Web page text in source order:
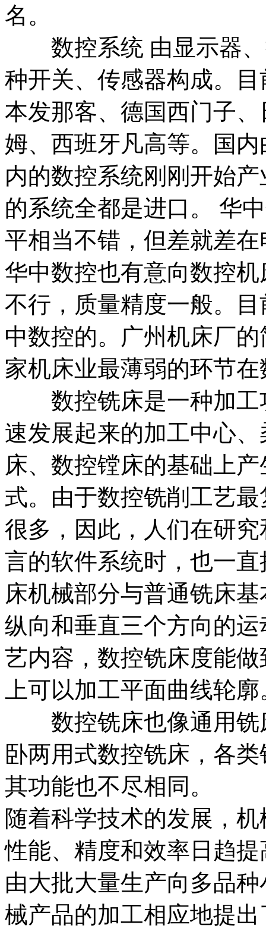
名。
数控系统 由显示器、
种开关、传感器构成。
本发那客、德国西门子
姆、西班牙凡高等。国
内的数控系统刚刚开始
的系统全都是进口。 华
平相当不错，但差就差
华中数控也有意向数控
不行，质量精度一般。
中数控的。广州机床厂
家机床业最薄弱的环节
数控铣床是一种加工
速发展起来的加工中心
床、数控镗床的基础上
式。由于数控铣削工艺
很多，因此，人们在研
言的软件系统时，也一
床机械部分与普通铣床
纵向和垂直三个方向的
艺内容，数控铣床度能
上可以加工平面曲线轮廓
数控铣床也像通用铣
卧两用式数控铣床，各
其功能也不尽相同。
随着科学技术的发展，
性能、精度和效率日趋
由大批大量生产向多品
械产品的加工相应地提